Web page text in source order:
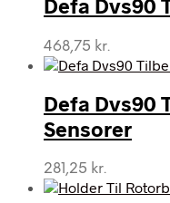
Defa Dvs90
468,75 kr.
Defa Dvs90
Sensorer
281,25 kr.